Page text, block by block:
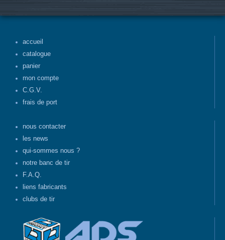
accueil
catalogue
panier
mon compte
C.G.V.
frais de port
nous contacter
les news
qui-sommes nous ?
notre banc de tir
F.A.Q.
liens fabricants
clubs de tir